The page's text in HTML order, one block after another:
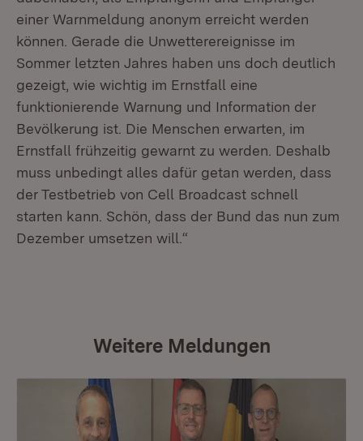
einer Warnmeldung anonym erreicht werden
können. Gerade die Unwetterereignisse im
Sommer letzten Jahres haben uns doch deutlich
gezeigt, wie wichtig im Ernstfall eine
funktionierende Warnung und Information der
Bevölkerung ist. Die Menschen erwarten, im
Ernstfall frühzeitig gewarnt zu werden. Deshalb
muss unbedingt alles dafür getan werden, dass
der Testbetrieb von Cell Broadcast schnell
starten kann. Schön, dass der Bund das nun zum
Dezember umsetzen will.“
Weitere Meldungen